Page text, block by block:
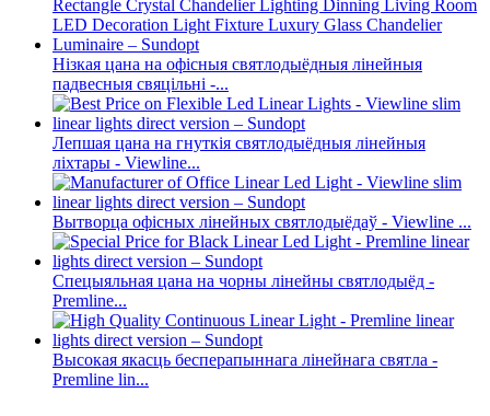
Нізкая цана на офісныя святлодыёдныя лінейныя
падвесныя свяцільні -...
Лепшая цана на гнуткія святлодыёдныя лінейныя
ліхтары - Viewline...
Вытворца офісных лінейных святлодыёдаў - Viewline ...
Спецыяльная цана на чорны лінейны святлодыёд -
Premline...
Высокая якасць бесперапыннага лінейнага святла -
Premline lin...